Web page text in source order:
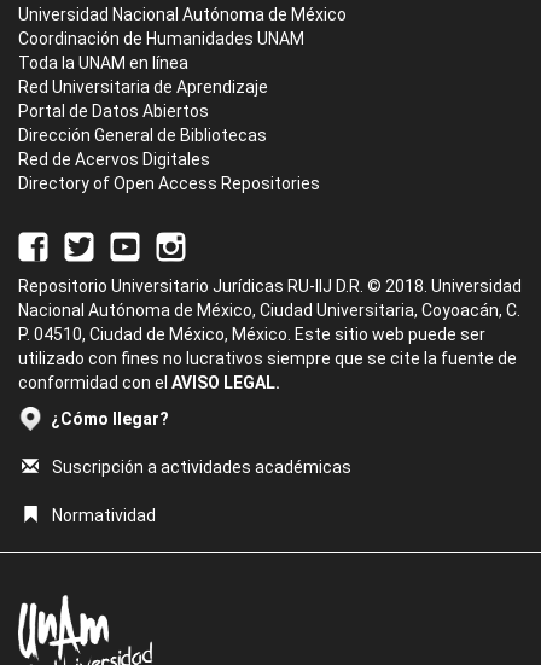
Universidad Nacional Autónoma de México
Coordinación de Humanidades UNAM
Toda la UNAM en línea
Red Universitaria de Aprendizaje
Portal de Datos Abiertos
Dirección General de Bibliotecas
Red de Acervos Digitales
Directory of Open Access Repositories
Repositorio Universitario Jurídicas RU-IIJ D.R. © 2018. Universidad
Nacional Autónoma de México, Ciudad Universitaria, Coyoacán, C.
P. 04510, Ciudad de México, México. Este sitio web puede ser
utilizado con fines no lucrativos siempre que se cite la fuente de
conformidad con el AVISO LEGAL.
¿Cómo llegar?
Suscripción a actividades académicas
Normatividad